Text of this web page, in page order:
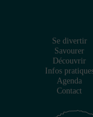
Se divertir
Savourer
Découvrir
Infos
Agenda
Contact